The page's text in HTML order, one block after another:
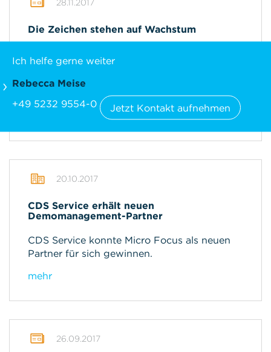
Die Zeichen stehen auf Wachstum
CDS-Standort in Lage erläutert, die sich 2017
ereignet haben und eine Aussicht auf
zuküntige Projekte gegeben.
20.10.2017
CDS Service erhält neuen
Demomanagement-Partner
CDS Service konnte Micro Focus als neuen
Partner für sich gewinnen.
mehr
26.09.2017
Ich helfe gerne weiter
Rebecca Meise
+49 5232 9554-0
Jetzt Kontakt aufnehmen